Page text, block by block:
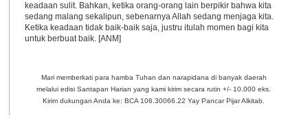
keadaan sulit. Bahkan, ketika orang-orang lain berpikir bahwa kita
sedang malang sekalipun, sebenarnya Allah sedang menjaga kita.
Ketika keadaan tidak baik-baik saja, justru itulah momen bagi kita
untuk berbuat baik. [ANM]
Mari memberkati para hamba Tuhan dan narapidana di banyak daerah
melalui edisi Santapan Harian yang kami kirim secara rutin +/- 10.000 eks.
Kirim dukungan Anda ke: BCA 106.30066.22 Yay Pancar Pijar Alkitab.